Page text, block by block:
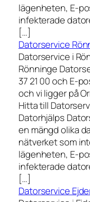
lägenheten, E-
infekterade
[…]
Datorservice
Datorservice i
Rönninge
37 21 00 och E-
och vi ligger på
Hitta till
Datorhjälps
en mängd olika
nätverket som
lägenheten, E-
infekterade
[…]
Datorservice